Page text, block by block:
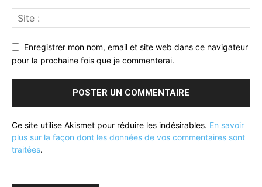
Enregistrer mon nom, email et site web dans ce navigateur
pour la prochaine fois que je commenterai.
Ce site utilise Akismet pour réduire les indésirables. En savoir
plus sur la façon dont les données de vos commentaires sont
traitées.